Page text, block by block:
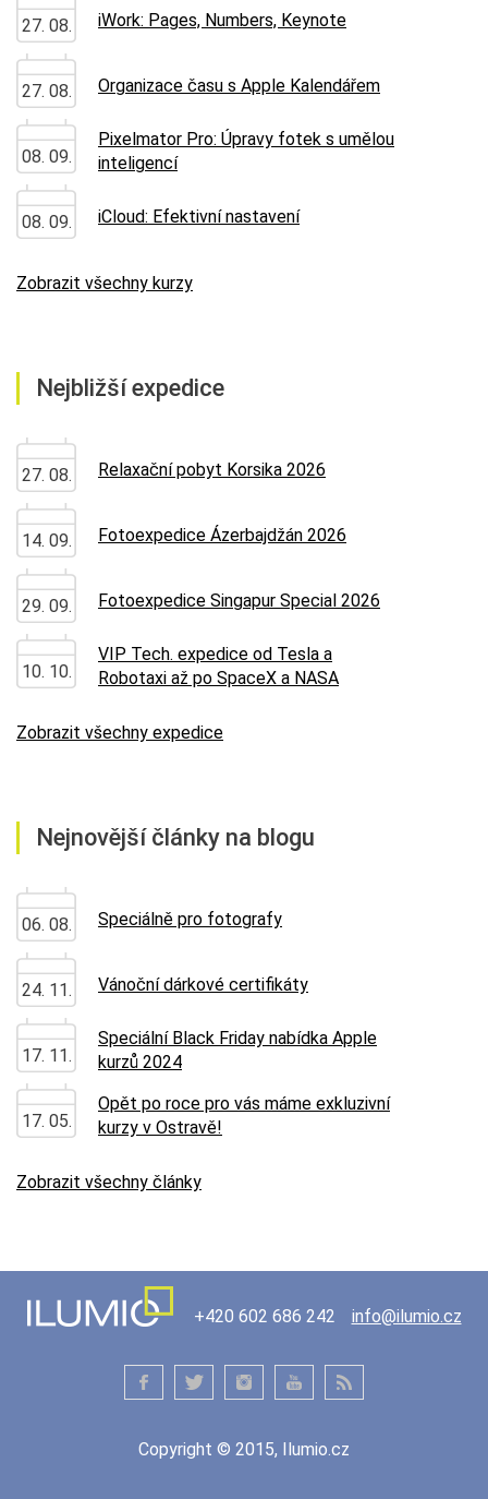
27. 08. iWork: Pages, Numbers, Keynote
27. 08. Organizace času s Apple Kalendářem
08. 09.
Pixelmator Pro: Úpravy fotek s umělou
inteligencí
08. 09. iCloud: Efektivní nastavení
Zobrazit všechny kurzy
Nejbližší expedice
27. 08. Relaxační pobyt Korsika 2026
14. 09. Fotoexpedice Ázerbajdžán 2026
29. 09. Fotoexpedice Singapur Special 2026
10. 10.
VIP Tech. expedice od Tesla a
Robotaxi až po SpaceX a NASA
Zobrazit všechny expedice
Nejnovější články na blogu
06. 08. Speciálně pro fotografy
24. 11. Vánoční dárkové certifikáty
17. 11.
Speciální Black Friday nabídka Apple
kurzů 2024
17. 05.
Opět po roce pro vás máme exkluzivní
kurzy v Ostravě!
Zobrazit všechny články
+420 602 686 242 info@ilumio.cz
Copyright © 2015, Ilumio.cz